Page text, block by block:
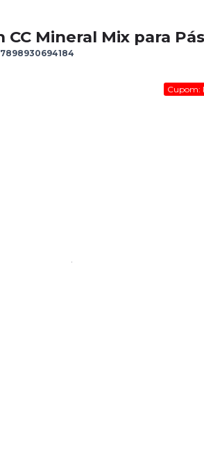
Mineral Mix para
Cupom: